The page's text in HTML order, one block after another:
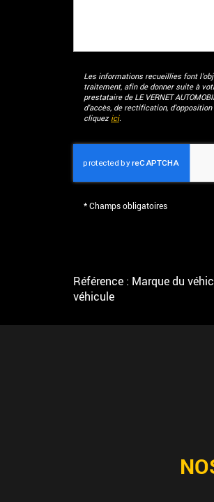
Les informations recueillies font
traitement, afin de donner suite à
prestataire de LE VERNET
d'accès, de rectification,
cliquez ici.
*Champs obligatoires
Référence : Marque du
véhicule